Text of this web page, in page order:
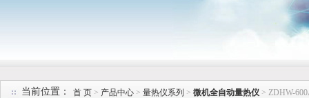
当前位置： 首 页 > 产品中心 > 量热仪系列 > 微机全自动量热仪 > ZDHW-